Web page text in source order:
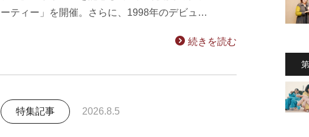
ーティー」を開催。さらに、1998年のデビュ…
続きを読む
特集記事 2026.8.5